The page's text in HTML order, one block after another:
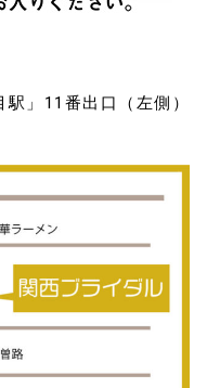
」11番出口（左側）